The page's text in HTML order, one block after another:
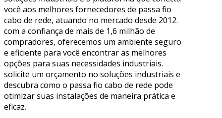
você aos melhores fornecedores de passa fio
cabo de rede, atuando no mercado desde 2012.
com a confiança de mais de 1,6 milhão de
compradores, oferecemos um ambiente seguro
e eficiente para você encontrar as melhores
opções para suas necessidades industriais.
solicite um orçamento no soluções industriais e
descubra como o passa fio cabo de rede pode
otimizar suas instalações de maneira prática e
eficaz.